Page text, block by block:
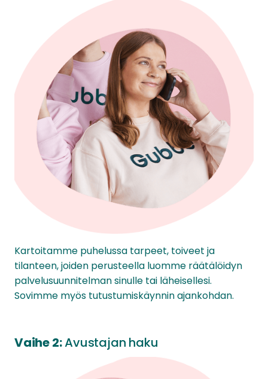
Kartoitamme puhelussa tarpeet, toiveet ja
tilanteen, joiden perusteella luomme räätälöidyn
palvelusuunnitelman sinulle tai läheisellesi.
Sovimme myös tutustumiskäynnin ajankohdan.
Vaihe 2:Avustajan haku